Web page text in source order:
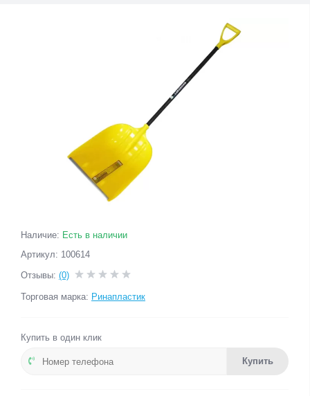
Наличие: Есть в наличии
Артикул: 100614
Отзывы: (0)
Торговая марка: Ринапластик
Купить в один клик
Купить